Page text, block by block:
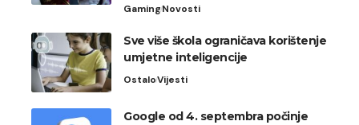
GamingNovosti
Sve više škola ograničava korištenje
umjetne inteligencije
OstaloVijesti
Google od 4. septembra počinje